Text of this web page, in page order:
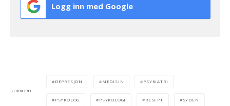
Logg inn med Google
STIKKORD
DEPRESJON MEDISIN PSYKIATRI
PSYKOLOG PSYKOLOGI RESEPT SYDEN